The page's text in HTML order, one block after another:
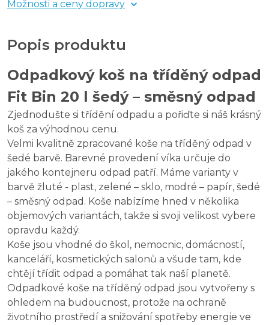
Možnosti a ceny dopravy
Popis produktu
Odpadkový koš na tříděný odpad
Fit Bin 20 l šedý – směsný odpad
Zjednodušte si třídění odpadu a pořiďte si náš krásný
koš za výhodnou cenu.
Velmi kvalitně zpracované koše na tříděný odpad v
šedé barvě. Barevné provedení víka určuje do
jakého kontejneru odpad patří. Máme varianty v
barvě žluté - plast, zelené – sklo, modré – papír, šedé
– směsný odpad. Koše nabízíme hned v několika
objemových variantách, takže si svoji velikost vybere
opravdu každý.
Koše jsou vhodné do škol, nemocnic, domácností,
kanceláří, kosmetických salonů a všude tam, kde
chtějí třídit odpad a pomáhat tak naší planetě.
Odpadkové koše na tříděný odpad jsou vytvořeny s
ohledem na budoucnost, protože na ochraně
životního prostředí a snižování spotřeby energie ve